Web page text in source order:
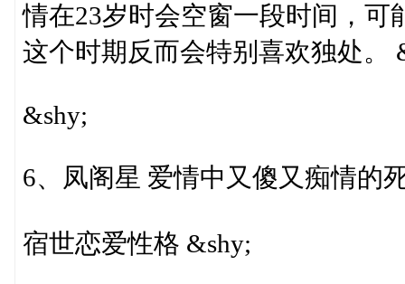
情在23岁时会空窗一段时间，
这个时期反而会特别喜欢独处。
&shy;
6、凤阁星 爱情中又傻又痴情的
宿世恋爱性格 &shy;